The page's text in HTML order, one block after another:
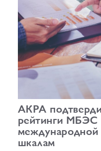
АКРА
рейтинги МБЭС
шкалам